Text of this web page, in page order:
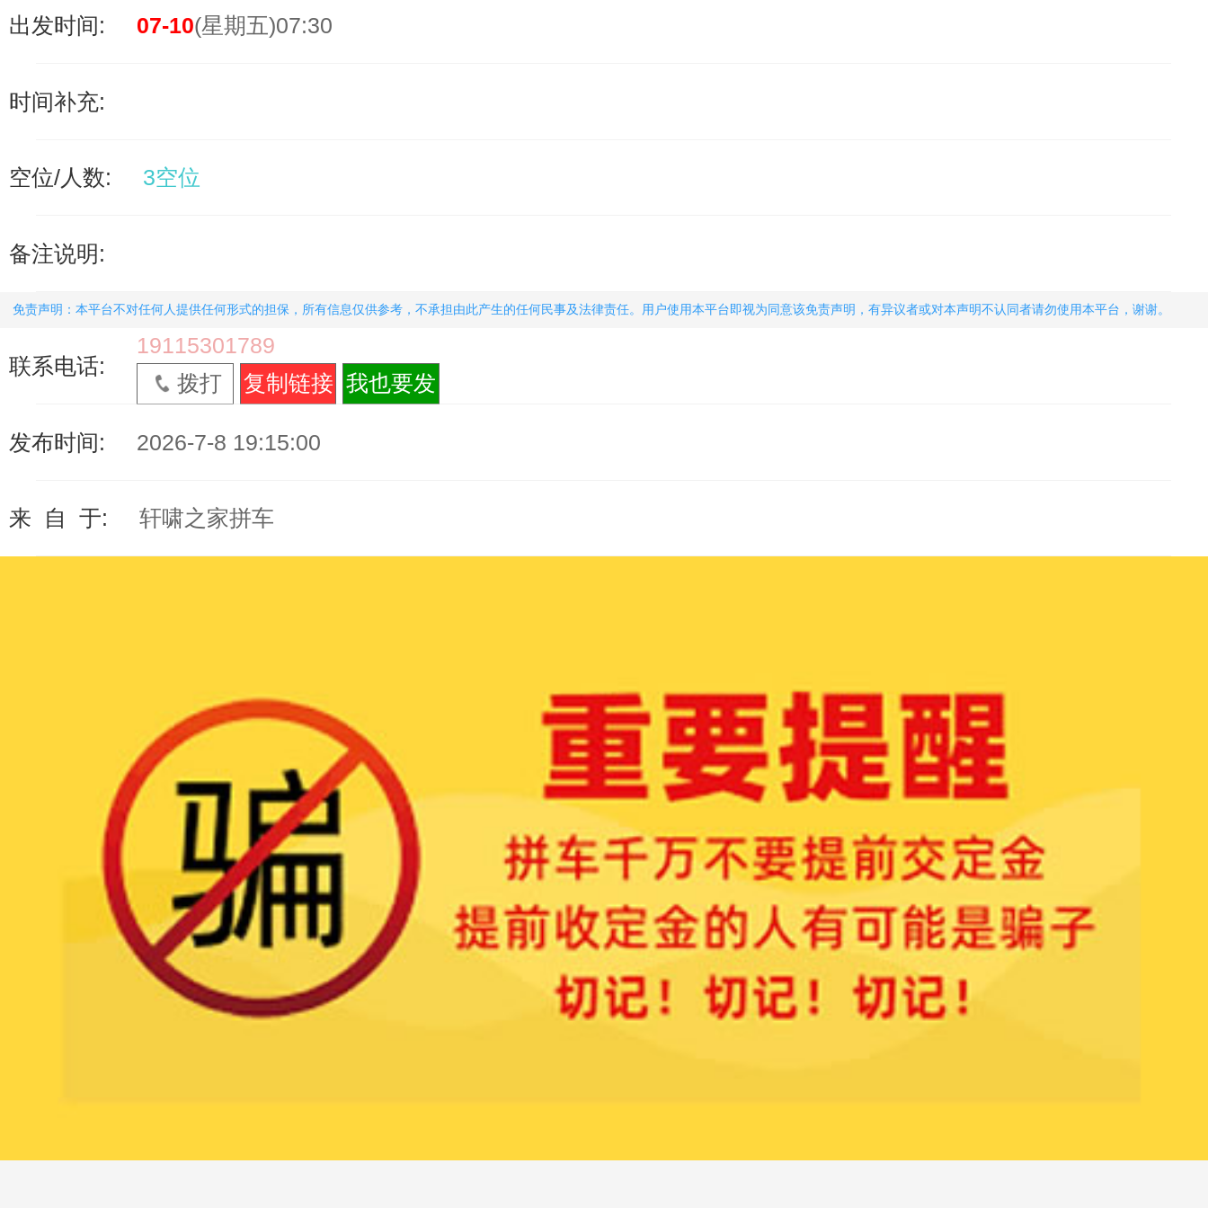
出发时间: 07-10(星期五)07:30
时间补充:
空位/人数: 3空位
备注说明:
免责声明：本平台不对任何人提供任何形式的担保，所有信息仅供参考，不承担由此产生的任何民事及法律责任。用户使用本平台即视为同意该免责声明，有异议者或对本声明不认同者请勿使用本平台，谢谢。
联系电话:
19115301789
拨打
复制链接 我也要发
发布时间: 2026-7-8 19:15:00
来 自 于: 轩啸之家拼车